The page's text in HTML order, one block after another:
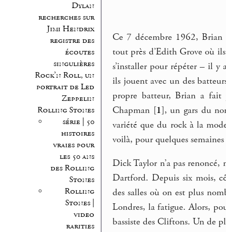
Dylan
recherches sur
Jimi Hendrix
registre des
écoutes
singulières
Rock’n Roll, un
portrait de Led
Zeppelin
Rolling Stones
série | 50
histoires
vraies pour
les 50 ans
des Rolling
Stones
Rolling
Stones |
video
rarities
Ce 7 décembre 1962, Brian
tout près d’Edith Grove où
s’installer pour répéter – il y
ils jouent avec un des
propre batteur, Brian a fait
Chapman [1], un gars du
variété que du rock à la
voilà, pour quelques
Dick Taylor n’a pas renoncé,
Dartford. Depuis six mois,
des salles où on est plus
Londres, la fatigue. Alors,
bassiste des Cliftons. Un de